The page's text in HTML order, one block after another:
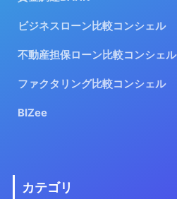
ビジネスローン比較コンシェル
不動産担保ローン比較コンシェル
ファクタリング比較コンシェル
BIZee
カテゴリ